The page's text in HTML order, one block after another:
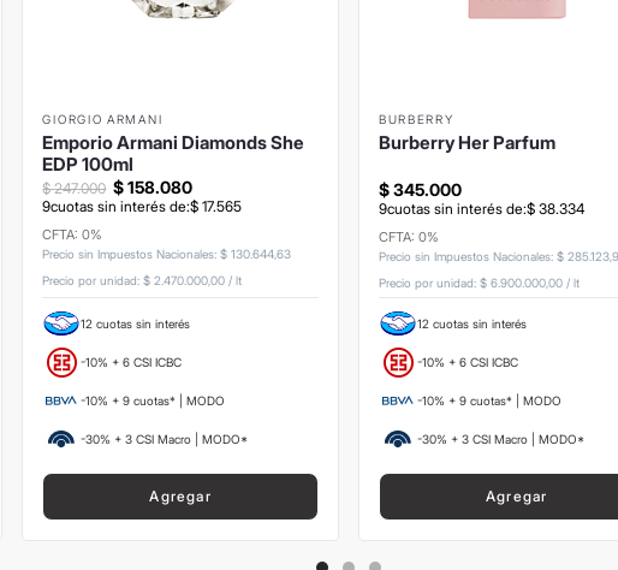
GIORGIO ARMANI
Emporio Armani Diamonds She
EDP 100ml
$ 158.080
$ 247.000
9cuotas sin interés de:$ 17.565
CFTA: 0%
Precio sin Impuestos Nacionales:$ 130.644,63
Precio por unidad:$ 2.470.000,00 /lt
12 cuotas sin interés
-10% + 6 CSI ICBC
-10% + 9 cuotas* | MODO
-30% + 3 CSI Macro | MODO*
Agregar
BURBERRY
Burberry Her Parfum
$345.000
9cuotas sin interés de:$ 38.334
CFTA: 0%
Precio sin Impuestos Nacionales: $ 285.123,
Precio por unidad: $ 6.900.000,00/ lt
12 cuotas sin interés
-10% + 6 CSI ICBC
-10% + 9 cuotas* | MODO
-30% + 3 CSI Macro | MODO*
Agregar